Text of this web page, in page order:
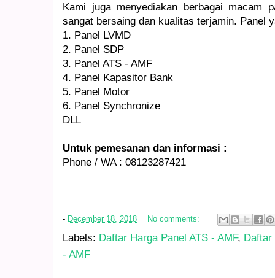
Kami juga menyediakan berbagai macam
sangat bersaing dan kualitas terjamin. Panel
1. Panel LVMD
2. Panel SDP
3. Panel ATS - AMF
4. Panel Kapasitor Bank
5. Panel Motor
6. Panel Synchronize
DLL
Untuk pemesanan dan informasi :
Phone / WA : 08123287421
- December 18, 2018 No comments:
Labels: Daftar Harga Panel ATS - AMF, Daftar
- AMF